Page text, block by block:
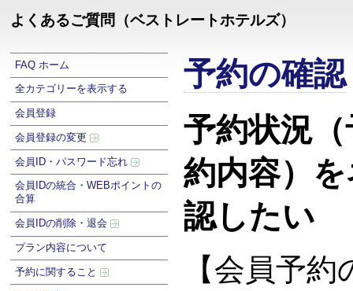
よくあるご質問（ベストレートホテルズ）
FAQ ホーム
全カテゴリーを表示する
会員登録
会員登録の変更
会員ID・パスワード忘れ
会員IDの統合・WEBポイントの
合算
会員IDの削除・退会
プラン内容について
予約に関すること
予約の確認
予約状況
約内容）
認したい
【会員予